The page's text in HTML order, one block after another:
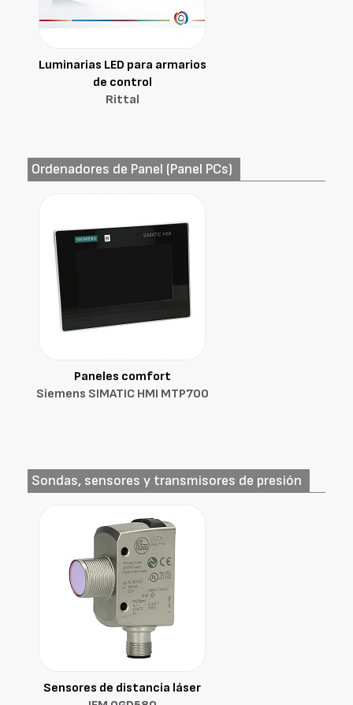
Luminarias LED para armarios
de control
Rittal
Ordenadores de Panel (Panel PCs)
Paneles comfort
Siemens SIMATIC HMI MTP700
Sondas, sensores y transmisores de presión
Sensores de distancia láser